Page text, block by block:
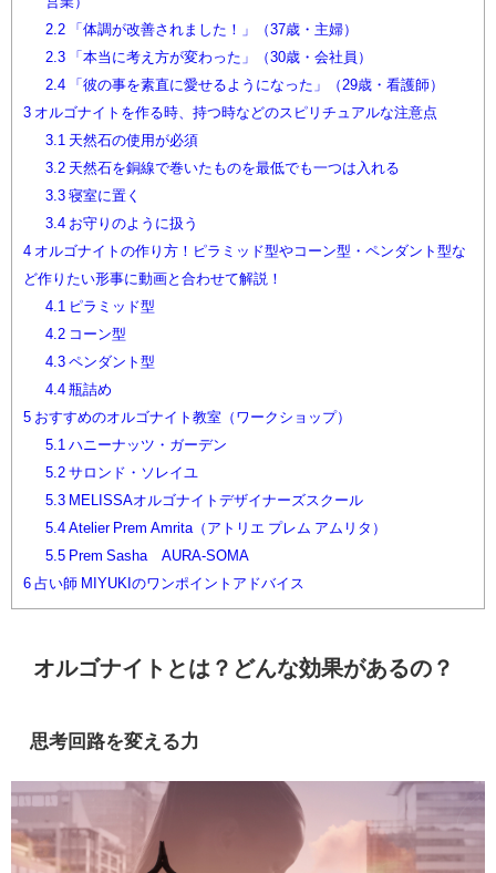
2.2「体調が改善されました！」（37歳・主婦）
2.3「本当に考え方が変わった」（30歳・会社員）
2.4「彼の事を素直に愛せるようになった」（29歳・看護師）
3 オルゴナイトを作る時、持つ時などのスピリチュアルな注意点
3.1
天然石の使用が必須
3.2天然石を銅線で巻いたものを最低でも一つは入れる
3.3寝室に置く
3.4お守りのように扱う
4 オルゴナイトの作り方！ピラミッド型やコーン型・ペンダント型な
ど作りたい形事に動画と合わせて解説！
4.1
ピラミッド型
4.2コーン型
4.3ペンダント型
4.4瓶詰め
5 おすすめのオルゴナイト教室（ワークショップ）
5.1 ハニーナッツ・ガーデン
5.2サロンド・ソレイユ
5.3MELISSAオルゴナイトデザイナーズスクール
5.4Atelier Prem Amrita（アトリエ プレム アムリタ）
5.5Prem Sasha AURA-SOMA
6 占い師 MIYUKIのワンポイントアドバイス
オルゴナイトとは？どんな効果があるの？
思考回路を変える力